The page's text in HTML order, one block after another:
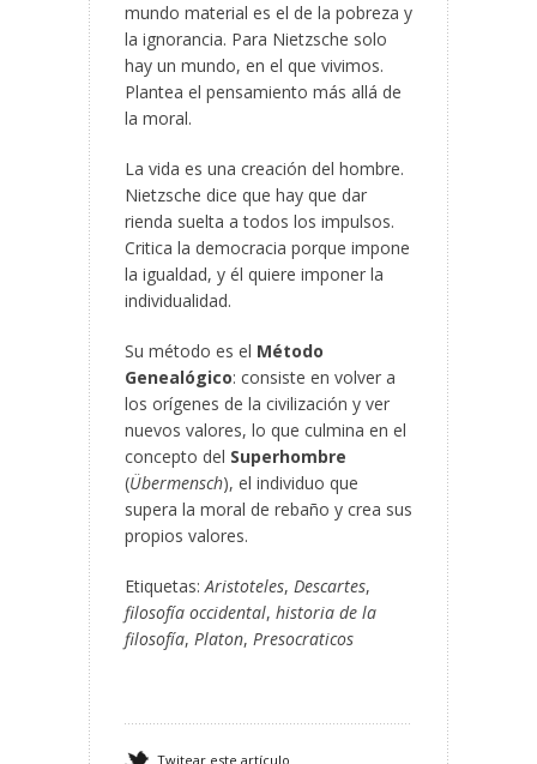
mundo material es el de la pobreza y
la ignorancia. Para Nietzsche solo
hay un mundo, en el que vivimos.
Plantea el pensamiento más allá de
la moral.
La vida es una creación del hombre.
Nietzsche dice que hay que dar
rienda suelta a todos los impulsos.
Critica la democracia porque impone
la igualdad, y él quiere imponer la
individualidad.
Su método es el Método
Genealógico: consiste en volver a
los orígenes de la civilización y ver
nuevos valores, lo que culmina en el
concepto del Superhombre
(Übermensch), el individuo que
supera la moral de rebaño y crea sus
propios valores.
Etiquetas:Aristoteles, Descartes,
filosofía occidental, historia de la
filosofía, Platon, Presocraticos
Twitear este artículo